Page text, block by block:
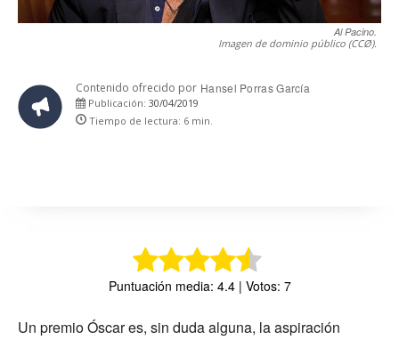
Al Pacino.
Imagen de dominio público (CCØ).
Contenido ofrecido por Hansel Porras García
Publicación: 30/04/2019
Tiempo de lectura: 6 min.
Puntuación media: 4.4 | Votos: 7
Un premio Óscar es, sin duda alguna, la aspiración